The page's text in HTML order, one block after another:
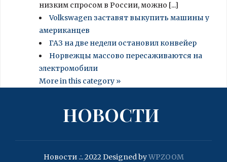
низким спросом в России, можно [...]
Volkswagen заставят выкупить машины у
американцев
ГАЗ на две недели остановил конвейер
Норвежцы массово пересаживаются на
электромобили
More in this category »
НОВОСТИ
Новости .:. 2022Designed byWPZOOM